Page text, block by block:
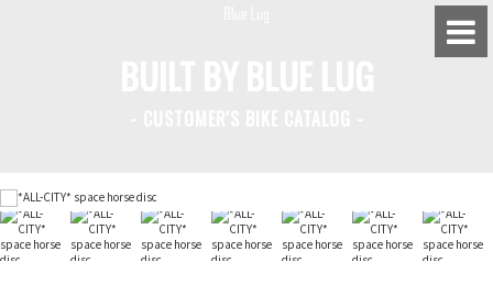
BLUE LUG KAMIUMA
BLUE LUG YOYOGI PARK